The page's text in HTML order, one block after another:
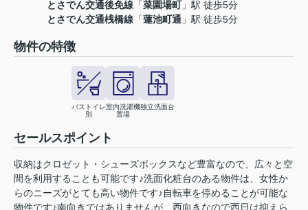
とさでん交通後免線 「菜園場町」駅 徒歩5分
とさでん交通桟橋線 「蓮池町通 」駅 徒歩5分
物件の特徴
バストイレ
別
室内洗濯機
置場
独立洗面台
セールスポイント
収納はクロゼット・シューズボックスなど豊富なので、広々と空
間を利用することも可能です♪洗面化粧台のある物件は、女性か
らのニーズがとても高い物件です♪自転車を停めることが可能な
物件です♪南向きではありませんが、西向きなので西日は抑えら